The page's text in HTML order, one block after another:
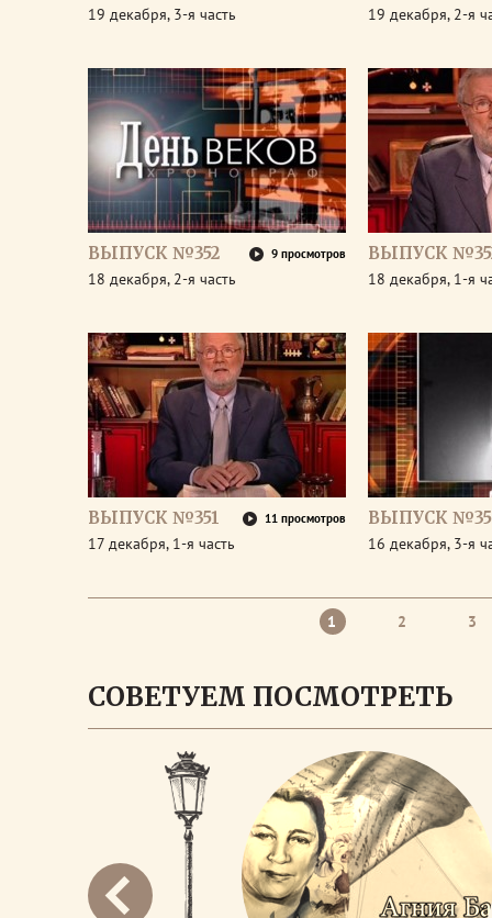
19 декабря, 3-я часть 19 декабря, 2-я
ВЫПУСК №352 9 просмотров
18 декабря, 2-я часть
ВЫПУСК
18 декабря, 1-я
ВЫПУСК №351 11 просмотров
17 декабря, 1-я часть
ВЫПУСК
16 декабря, 3-я
1 2 3
СОВЕТУЕМ ПОСМОТРЕТЬ